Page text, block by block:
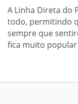
A Linha Direta do
todo, permitindo
sempre que
fica muito